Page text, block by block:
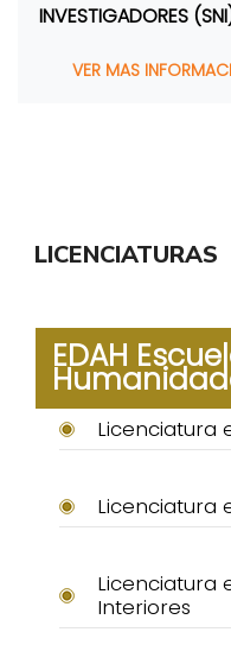
INVESTIGADORES
VER MAS
LICENCIATURAS
EDAH
Licenciatura
Licenciatura
Licenciatura
Interiores